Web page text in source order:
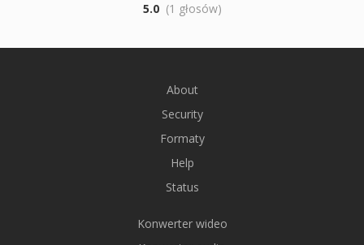
5.0 (1 głosów)
About
Security
Formaty
Help
Status
Konwerter wideo